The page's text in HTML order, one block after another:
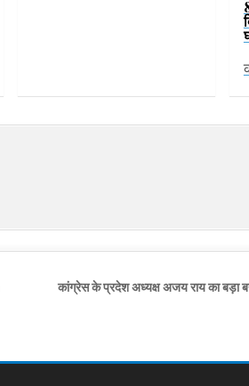
कांग्रेस के प्रदेश अध्यक्ष अजय राय का बड़ा